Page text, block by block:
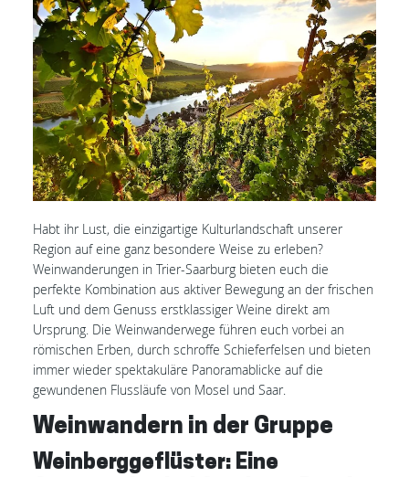
Habt ihr Lust, die einzigartige Kulturlandschaft unserer
Region auf eine ganz besondere Weise zu erleben?
Weinwanderungen in Trier-Saarburg bieten euch die
perfekte Kombination aus aktiver Bewegung an der frischen
Luft und dem Genuss erstklassiger Weine direkt am
Ursprung. Die Weinwanderwege führen euch vorbei an
römischen Erben, durch schroffe Schieferfelsen und bieten
immer wieder spektakuläre Panoramablicke auf die
gewundenen Flussläufe von Mosel und Saar.
Weinwandern in der Gruppe
Weinberggeflüster: Eine